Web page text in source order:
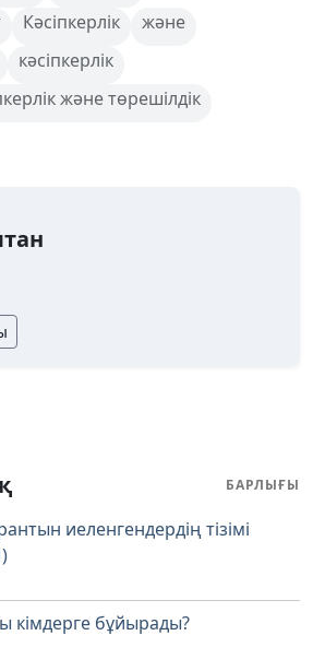
Кәсіпкерлік
жəне
кəсіпкерлік
жəне төрешілдік
БАРЛЫҒЫ
иеленгендердің тізімі
кімдерге бұйырады?